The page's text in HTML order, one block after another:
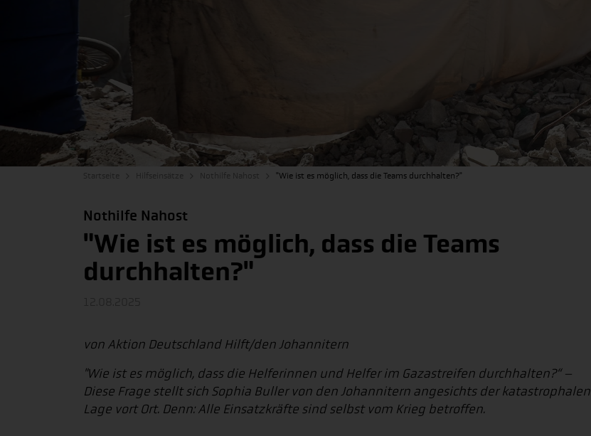
"Wie ist es möglich, dass die Teams durchhalten?"
Nothilfe Nahost
"Wie ist es möglich, dass die Teams
durchhalten?"
von Aktion Deutschland Hilft/den Johannitern
"Wie ist es möglich, dass die Helferinnen und Helfer im Gazastreifen durchhalten?“ –
Diese Frage stellt sich Sophia Buller von den Johannitern angesichts der katastrophalen
Lage vort Ort. Denn: Alle Einsatzkräfte sind selbst vom Krieg betroffen.